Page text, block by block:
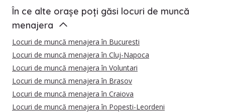
În ce alte orașe poți găsi locuri de muncă
menajera
Locuri de muncă menajera în Bucuresti
Locuri de muncă menajera în Cluj-Napoca
Locuri de muncă menajera în Voluntari
Locuri de muncă menajera în Brasov
Locuri de muncă menajera în Craiova
Locuri de muncă menajera în Popesti-Leordeni